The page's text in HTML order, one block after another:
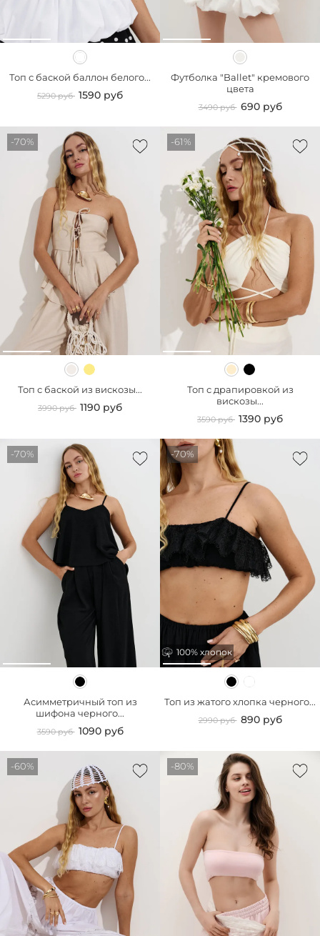
Топ с баской баллон белого...
5290 руб 1590 руб
Футболка "Ballet" кремового
цвета
3490 руб 690 руб
-70%
Топ с баской из вискозы...
3990 руб 1190 руб
-61%
Топ с драпировкой из
вискозы...
3590 руб 1390 руб
-70%
Асимметричный топ из
шифона черного...
3590 руб 1090 руб
-70%
100% хлопок
Топ из жатого хлопка черного...
2990 руб 890 руб
-60% -80%